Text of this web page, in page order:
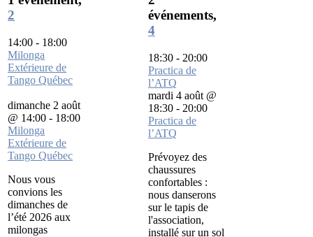
2
14:00 - 18:00
Milonga
Extérieure de
Tango Québec
dimanche 2 août
@ 14:00 - 18:00
Milonga
Extérieure de
Tango Québec
Nous vous
convions les
dimanches de
l’été 2026 aux
milongas
événements,
4
18:30 - 20:00
Practica de
l’ATQ
mardi 4 août @
18:30 - 20:00
Practica de
l’ATQ
Prévoyez des
chaussures
confortables :
nous danserons
sur le tapis de
l'association,
installé sur un sol